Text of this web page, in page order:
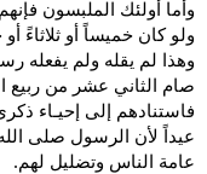
وأما أولئك الملبسون
ولو كان خميساً أو ثلاثاءً
وهذا لم يقله ولم يفعله
صام الثاني عشر من ربيع
فاستنادهم إلى إحيـاء
عيداً لأن الرسول صلى
عامة الناس وتضليل لهم.